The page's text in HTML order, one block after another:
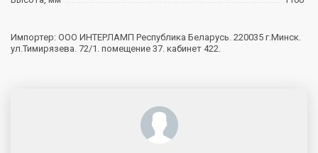
Импортер: ООО ИНТЕРЛАМП Республика Беларусь. 220035 г.Минск.
ул.Тимирязева. 72/1. помещение 37. кабинет 422.